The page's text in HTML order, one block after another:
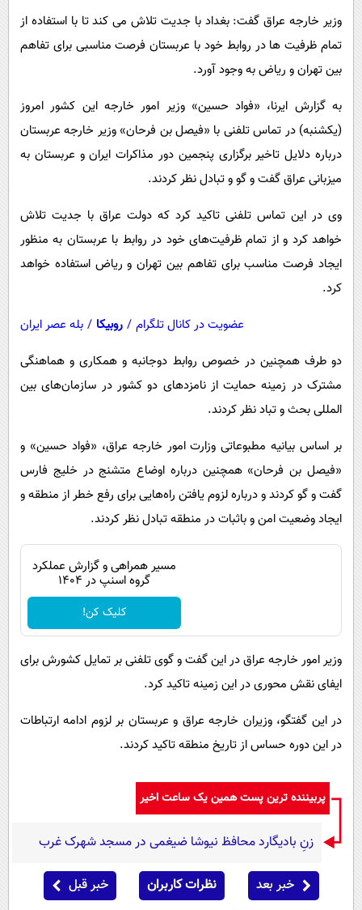
محیط زیست
سلامت
فرهنگی
بین الملل
اجتماعی
وزیر خارجه عراق گفت: بغداد با جدیت تلاش می کند تا با استفاده از
تمام ظرفیت ها در روابط خود با عربستان فرصت مناسبی برای تفاهم
بین تهران و ریاض به وجود آورد.
به گزارش ایرنا، «فواد حسین» وزیر امور خارجه این کشور امروز
(یکشنبه) در تماس تلفنی با «فیصل بن فرحان» وزیر خارجه عربستان
درباره دلایل تاخیر برگزاری پنجمین دور مذاکرات ایران و عربستان به
میزبانی عراق گفت و گو و تبادل نظر کردند.
وی در این تماس تلفنی تاکید کرد که دولت عراق با جدیت تلاش
خواهد کرد و از تمام ظرفیت‌های خود در روابط با عربستان به منظور
ایجاد فرصت مناسب برای تفاهم بین تهران و ریاض استفاده خواهد
کرد.
عضویت در کانال تلگرام / روبیکا / بله عصر ایران
دو طرف همچنین در خصوص روابط دوجانبه و همکاری و هماهنگی
مشترک در زمینه حمایت از نامزدهای دو کشور در سازمان‌های بین
المللی بحث و تباد نظر کردند.
بر اساس بیانیه مطبوعاتی وزارت امور خارجه عراق، «فواد حسین» و
«فیصل بن فرحان» همچنین درباره اوضاع متشنج در خلیج فارس
گفت و گو کردند و درباره لزوم یافتن راه‌هایی برای رفع خطر از منطقه و
ایجاد وضعیت امن و باثبات در منطقه تبادل نظر کردند.
مسیر همراهی و گزارش عملکرد
گروه اسنپ در ۱۴۰۴
کلیک کن!
وزیر امور خارجه عراق در این گفت و گوی تلفنی بر تمایل کشورش برای
ایفای نقش محوری در این زمینه تاکید کرد.
در این گفتگو، وزیران خارجه عراق و عربستان بر لزوم ادامه ارتباطات
در این دوره حساس از تاریخ منطقه تاکید کردند.
پربیننده ترین پست همین یک ساعت اخیر
زنِ بادیگارد محافظ نیوشا ضیغمی در مسجد شهرک غرب
خبر بعد نظرات کاربران خبر قبل